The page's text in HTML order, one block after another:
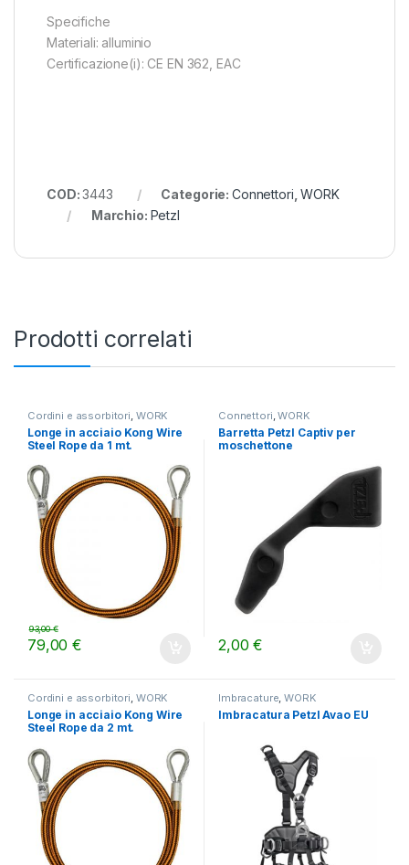
Specifiche
Materiali: alluminio
Certificazione(i): CE EN 362, EAC
COD:3443 Categorie: Connettori ,WORK
Marchio: Petzl
Prodotti correlati
Cordini e assorbitori, WORK
Longe in acciaio Kong Wire
Steel Rope da 1 mt.
79,00€
93,00€
Connettori,WORK
Barretta Petzl Captiv per
moschettone
2,00€
Cordini e assorbitori, WORK
Longe in acciaio Kong Wire
Steel Rope da 2 mt.
Imbracature,WORK
Imbracatura Petzl Avao EU